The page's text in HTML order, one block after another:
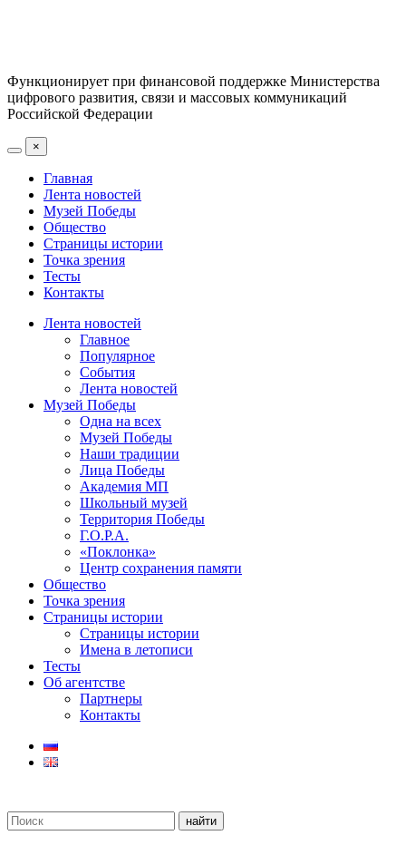
Функционирует при финансовой поддержке Министерства
цифрового развития, связи и массовых коммуникаций
Российской Федерации
×
Главная
Лента новостей
Музей Победы
Общество
Страницы истории
Точка зрения
Тесты
Контакты
Лента новостей
Главное
Популярное
События
Лента новостей
Музей Победы
Одна на всех
Музей Победы
Наши традиции
Лица Победы
Академия МП
Школьный музей
Территория Победы
Г.О.Р.А.
«Поклонка»
Центр сохранения памяти
Общество
Точка зрения
Страницы истории
Страницы истории
Имена в летописи
Тесты
Об агентстве
Партнеры
Контакты